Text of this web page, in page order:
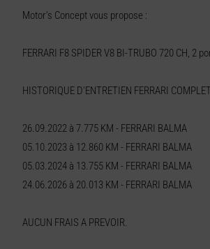
Motor's Concept vous propose :
FERRARI F8 SPIDER V8 BI-TRUBO 720 CH, 2
HISTORIQUE D'ENTRETIEN FERRARI
26.09.2022 à 7.775 KM - FERRARI BALMA
05.10.2023 à 12.860 KM - FERRARI BALMA
05.03.2024 à 13.755 KM - FERRARI BALMA
24.06.2026 à 20.013 KM - FERRARI BALMA
AUCUN FRAIS A PREVOIR.